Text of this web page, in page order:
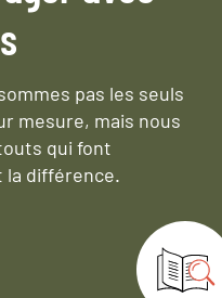
pas les seuls
mesure, mais nous
qui font
différence.